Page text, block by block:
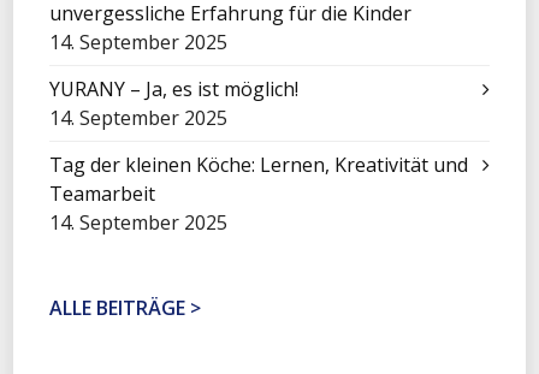
unvergessliche Erfahrung für die Kinder
14. September 2025
YURANY – Ja, es ist möglich!
14. September 2025
Tag der kleinen Köche: Lernen, Kreativität und
Teamarbeit
14. September 2025
ALLE BEITRÄGE >